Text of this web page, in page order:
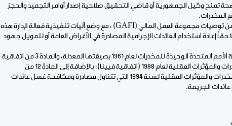
وكيل الجمهورية أو قاضي التحقيق صلاحية إصدار أوامر التجميد والحجز
المخدرات.
يجب أن يتماشى هذا الإجراء مع التوصيتين 4 و 38 من توصيات مجموعة العمل المالي (GAFI) ، مع وضع آليات تنفيذية فعالة لإدارة هذه
إعادة استخدام العائدات الإجرامية المصادرة في الأغراض العامة أو لتمويل جهود
هذه الصلاحيات تستلهم مبادئ المادة 5 من اتفاقية الأمم المتحدة الوحيدة للمخدرات لعام 1961 بصيغتها المعدلة، والمادة 3 من اتفاقية
الأمم المتحدة لمكافحة الاتجار غير المشروع بالمخدرات والمؤثرات العقلية لعام 1988 (اتفاقية فيينا)، بالإضافة إلى المادة 12 من
الاتفاقية العربية لمكافحة الاتجار غير المشروع بالمخدرات والمؤثرات العقلية لسنة 1994 التي تتناول مصادرة ومكافحة غسل عائدات
الجريمة.